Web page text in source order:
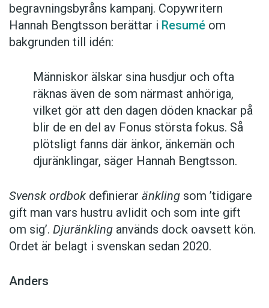
begravningsbyråns kampanj. Copywritern
Hannah Bengtsson berättar i Resumé om
bakgrunden till idén:
Människor älskar sina husdjur och ofta
räknas även de som närmast anhöriga,
vilket gör att den dagen döden knackar på
blir de en del av Fonus största fokus. Så
plötsligt fanns där änkor, änkemän och
djuränklingar, säger Hannah Bengtsson.
Svensk ordbok definierar änkling som ’tidigare
gift man vars hustru av­lidit och som inte gift
om sig’. Djuränkling används dock oavsett kön.
Ordet är belagt i svenskan sedan 2020.
Anders